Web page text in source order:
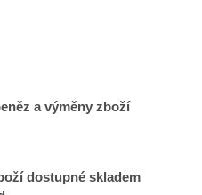
a výměny zboží
dostupné skladem